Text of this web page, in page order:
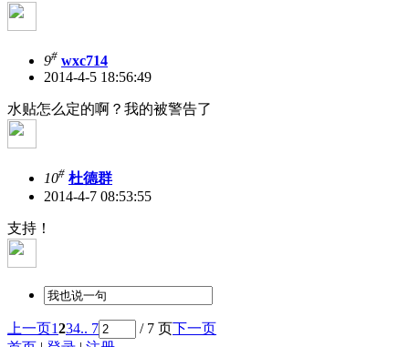
9# wxc714
2014-4-5 18:56:49
水贴怎么定的啊？我的被警告了
10# 杜德群
2014-4-7 08:53:55
支持！
上一页 1234.. 7 / 7 页
下一页